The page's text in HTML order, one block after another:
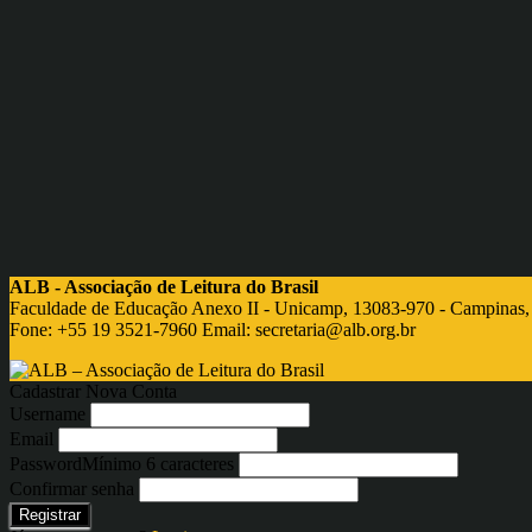
ALB - Associação de Leitura do Brasil
Faculdade de Educação Anexo II - Unicamp, 13083-970 - Campinas,
Fone: +55 19 3521-7960 Email: secretaria@alb.org.br
Cadastrar Nova Conta
Username
Email
PasswordMínimo 6 caracteres
Confirmar senha
Registrar